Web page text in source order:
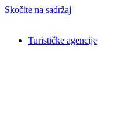
Skočite na sadržaj
Turističke agencije